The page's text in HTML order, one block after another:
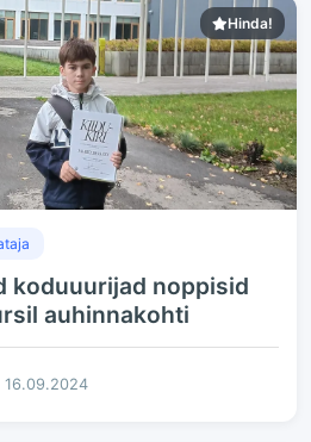
Hinda!
koduuurijad noppisid
auhinnakohti
16.09.2024